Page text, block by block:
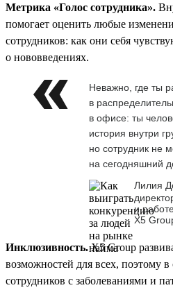
Метрика «Голос сотрудника».
помогает оценить любые
сотрудников: как они себя
о нововведениях.
Неважно, где ты
в
в офисе: ты
история внутри
но сотрудник не
на сегодняшний
Лилия
и
Х5
Инклюзивность.X5 Group
возможностей для всех, поэтому в
сотрудников с заболеваниями и